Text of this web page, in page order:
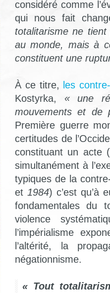
considéré comme
qui nous fait
totalitarisme ne tient
au monde, mais à
constituent une
À ce titre, les
Kostyrka, « une
mouvements et de
Première guerre
certitudes de
constituant un acte
simultanément à
typiques de la
et 1984) c’est qu’à
fondamentales du
violence
l’impérialisme
l’altérité, la
négationnisme.
« Tout